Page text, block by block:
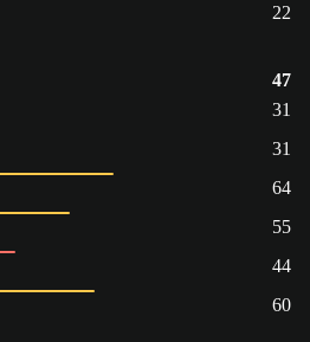
22
47
31
31
64
55
44
60